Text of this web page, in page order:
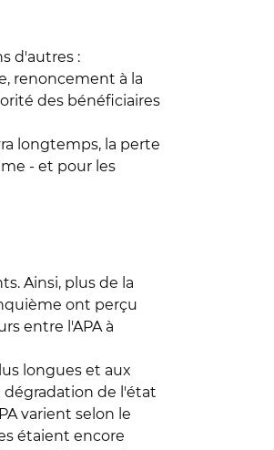
d'autres :
renoncement à la
des bénéficiaires
longtemps, la perte
- et pour les
Ainsi, plus de la
ont perçu
entre l'APA à
longues et aux
dégradation de l'état
varient selon le
étaient encore